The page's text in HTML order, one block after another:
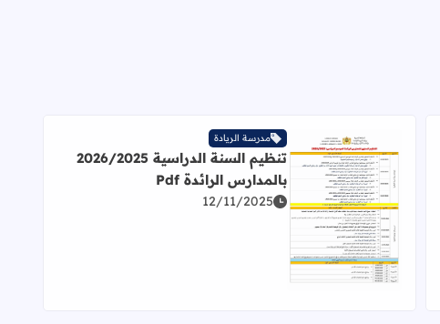
اقرأ المزيد عن تنظيم السنة الدراسية 2026/2025 بالمدارس الرائدة Pdf
مدرسة الريادة
تنظيم السنة الدراسية 2026/2025
بالمدارس الرائدة Pdf
12/11/2025